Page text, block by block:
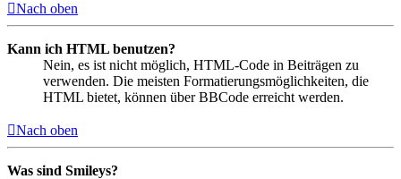
Nach oben
Kann ich HTML benutzen?
Nein, es ist nicht möglich, HTML-Code in Beiträgen zu
verwenden. Die meisten Formatierungsmöglichkeiten, die
HTML bietet, können über BBCode erreicht werden.
Nach oben
Was sind Smileys?